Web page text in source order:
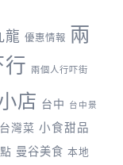
龍 優惠情報 兩
兩個人行吓街
店 台中 台中景
台灣菜 小食甜品
曼谷美食 本地